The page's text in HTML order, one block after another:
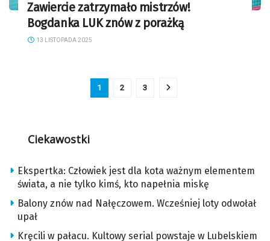
Zawiercie zatrzymało mistrzów!
Bogdanka LUK znów z porażką
13 LISTOPADA 2025
1 2 3
Ciekawostki
Ekspertka: Człowiek jest dla kota ważnym elementem
świata, a nie tylko kimś, kto napełnia miskę
Balony znów nad Nałęczowem. Wcześniej loty odwołał
upał
Kręcili w pałacu. Kultowy serial powstaje w Lubelskiem